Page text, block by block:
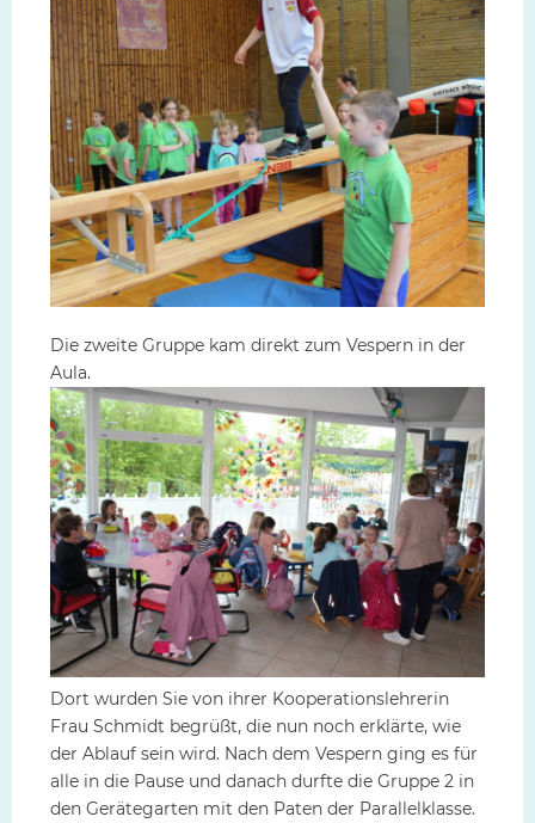
Die zweite Gruppe kam direkt zum Vespern in der
Aula.
Dort wurden Sie von ihrer Kooperationslehrerin
Frau Schmidt begrüßt, die nun noch erklärte, wie
der Ablauf sein wird. Nach dem Vespern ging es für
alle in die Pause und danach durfte die Gruppe 2 in
den Gerätegarten mit den Paten der Parallelklasse.